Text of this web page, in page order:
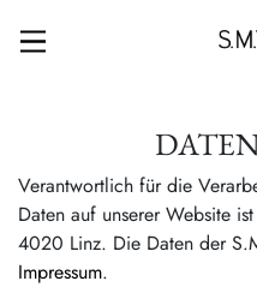
Verantwortlich für die
Daten auf unserer Website
4020 Linz. Die Daten der
Impressum.